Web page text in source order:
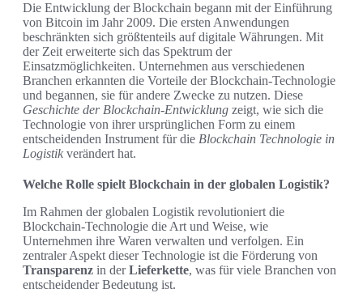
Die Entwicklung der Blockchain begann mit der Einführung
von Bitcoin im Jahr 2009. Die ersten Anwendungen
beschränkten sich größtenteils auf digitale Währungen. Mit
der Zeit erweiterte sich das Spektrum der
Einsatzmöglichkeiten. Unternehmen aus verschiedenen
Branchen erkannten die Vorteile der Blockchain-Technologie
und begannen, sie für andere Zwecke zu nutzen. Diese
Geschichte der Blockchain-Entwicklung zeigt, wie sich die
Technologie von ihrer ursprünglichen Form zu einem
entscheidenden Instrument für die Blockchain Technologie in
Logistik verändert hat.
Welche Rolle spielt Blockchain in der globalen Logistik?
Im Rahmen der globalen Logistik revolutioniert die
Blockchain-Technologie die Art und Weise, wie
Unternehmen ihre Waren verwalten und verfolgen. Ein
zentraler Aspekt dieser Technologie ist die Förderung von
Transparenz in derLieferkette, was für viele Branchen von
entscheidender Bedeutung ist.